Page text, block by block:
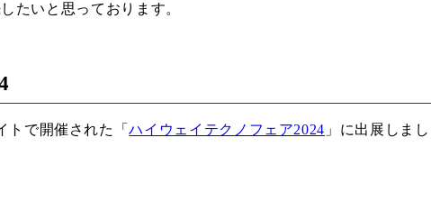
たいと思っております。
トで開催された「ハイウェイテクノフェア2024 」に出展しまし